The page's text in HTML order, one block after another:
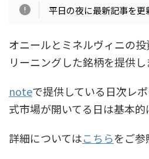
平日の夜に最新記事を更
オニールとミネルヴィニの
リーニングした銘柄を提供し
noteで提供している日次レ
式市場が開いてる日は基本的
詳細についてはこちらをご参